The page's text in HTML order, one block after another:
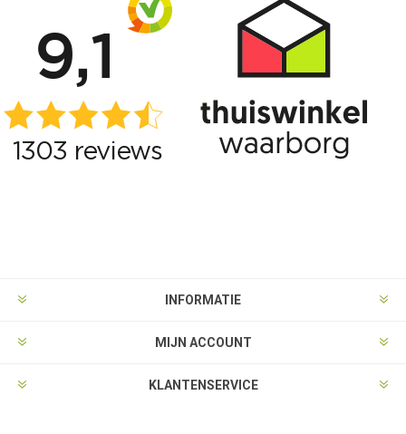
INFORMATIE
MIJN ACCOUNT
KLANTENSERVICE